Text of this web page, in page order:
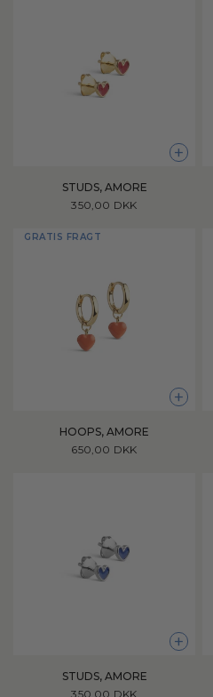
+
STUDS, AMORE
350,00 DKK
GRATIS FRAGT
+
HOOPS, AMORE
650,00 DKK
+
STUDS, AMORE
350,00 DKK